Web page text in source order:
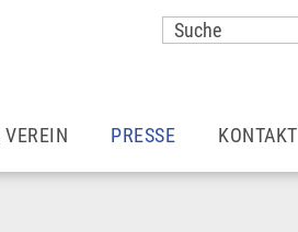
VEREIN PRESSE KONTAKT